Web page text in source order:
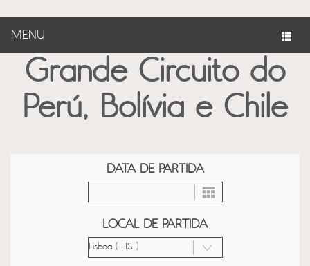
MENU
Grande Circuito do
Perú, Bolívia e Chile
DATA DE PARTIDA
LOCAL DE PARTIDA